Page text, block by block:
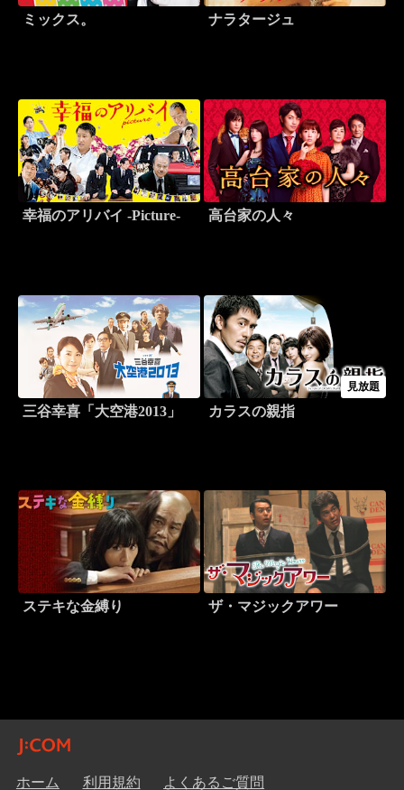
ミックス。 ナラタージュ
幸福のアリバイ -Picture- 高台家の人々
三谷幸喜「大空港2013」
見放題
カラスの親指
ステキな金縛り ザ・マジックアワー
ホーム 利用規約 よくあるご質問